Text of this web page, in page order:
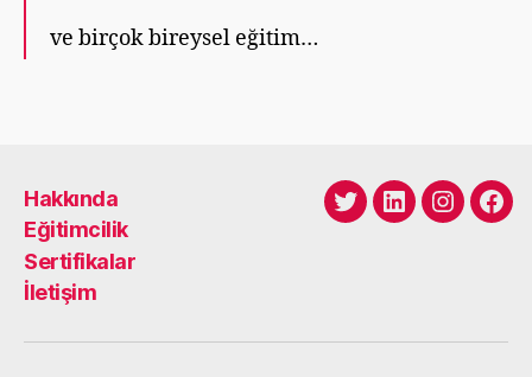
ve birçok bireysel eğitim…
Hakkında
Eğitimcilik
Sertifikalar
İletişim
TwitterLinkedIn